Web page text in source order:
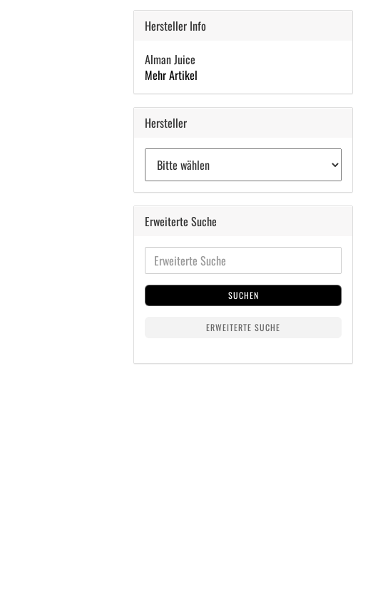
Hersteller Info
Alman Juice
Mehr Artikel
Hersteller
Erweiterte Suche
SUCHEN
ERWEITERTE SUCHE